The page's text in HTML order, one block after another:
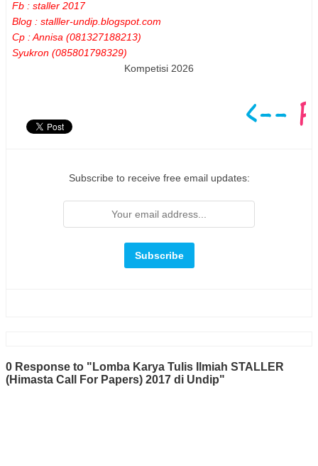
Fb : staller 2017
Blog : stalller-undip.blogspot.com
Cp : Annisa (081327188213)
Syukron (085801798329)
Kompetisi 2026
Subscribe to receive free email updates:
0 Response to "Lomba Karya Tulis Ilmiah STALLER
(Himasta Call For Papers) 2017 di Undip"